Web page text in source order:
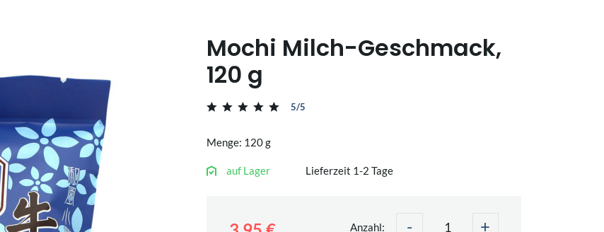
Mochi Milch-Geschmack,
120 g
5/5
Menge: 120 g
auf Lager Lieferzeit 1-2 Tage
Anzahl: - +